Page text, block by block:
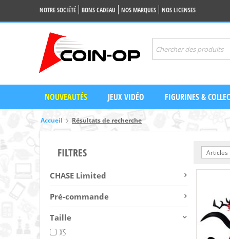
NOTRE SOCIÉTÉ BONS CADEAU NOS MARQUES NOS LICENSES
NOUVEAUTÉS JEUX VIDÉO FIGURINES &
Accueil Résultats de recherche
FILTRES
CHASE Limited
Pré-commande
Taille
XS
Articles